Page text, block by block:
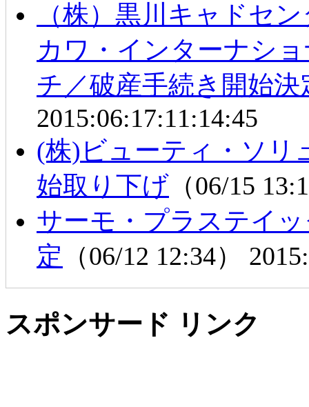
（株）黒川キャドセ
カワ・インターナシ
チ／破産手続き開始決
2015:06:17:11:14:45
(株)ビューティ・ソリ
始取り下げ （06/15
サーモ・プラステイ
定 （06/12 12:34）
スポンサード リンク